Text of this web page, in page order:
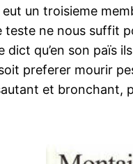
un troisieme
ne nous suffit
dict qu’en son
preferer mourir
et bronchant,